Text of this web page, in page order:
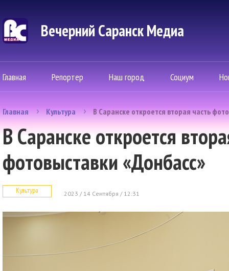
Вечерний Саранск Mедиа
Главная Репортер Наш город Социум
Главная Культура В Саранске откроется вторая часть
В Саранске откроется
фотовыставки «Донбасс»
Культура 2023 / 14 Сентября / 12:31